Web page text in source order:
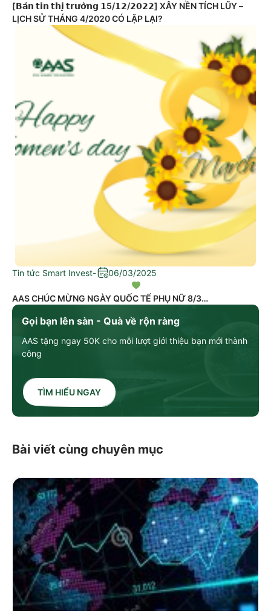
Gọi bạn lên sàn - Quà về rộn ràng
AAS tặng ngay 50K cho mỗi lượt giới thiệu bạn mới thành
công
TÌM HIỂU NGAY
[𝗕𝗮̉𝗻 𝘁𝗶𝗻 𝘁𝗵𝗶̣ 𝘁𝗿𝘂̛𝗼̛̀𝗻𝗴 𝟭5/𝟭𝟮/𝟮𝟬𝟮𝟮] XÂY NỀN TÍCH LŨY –
LỊCH SỬ THÁNG 4/2020 CÓ LẶP LẠI?
Tin tức Smart Invest- 06/03/2025
AAS CHÚC MỪNG NGÀY QUỐC TẾ PHỤ NỮ 8/3
Bài viết cùng chuyên mục